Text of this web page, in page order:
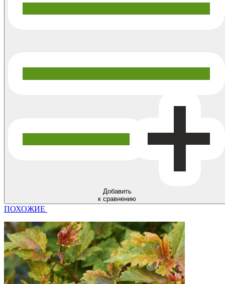
Добавить
к сравнению
ПОХОЖИЕ